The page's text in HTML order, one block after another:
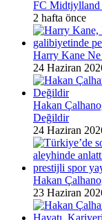
FC Midtjylland
2 hafta önce
Harry Kane Ne
24 Haziran
Hakan
Değildir
24 Haziran
Hakan
23 Haziran